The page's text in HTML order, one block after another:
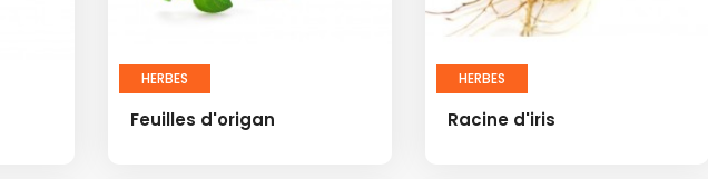
HERBES
Feuilles d'origan
HERBES
Racine d'iris